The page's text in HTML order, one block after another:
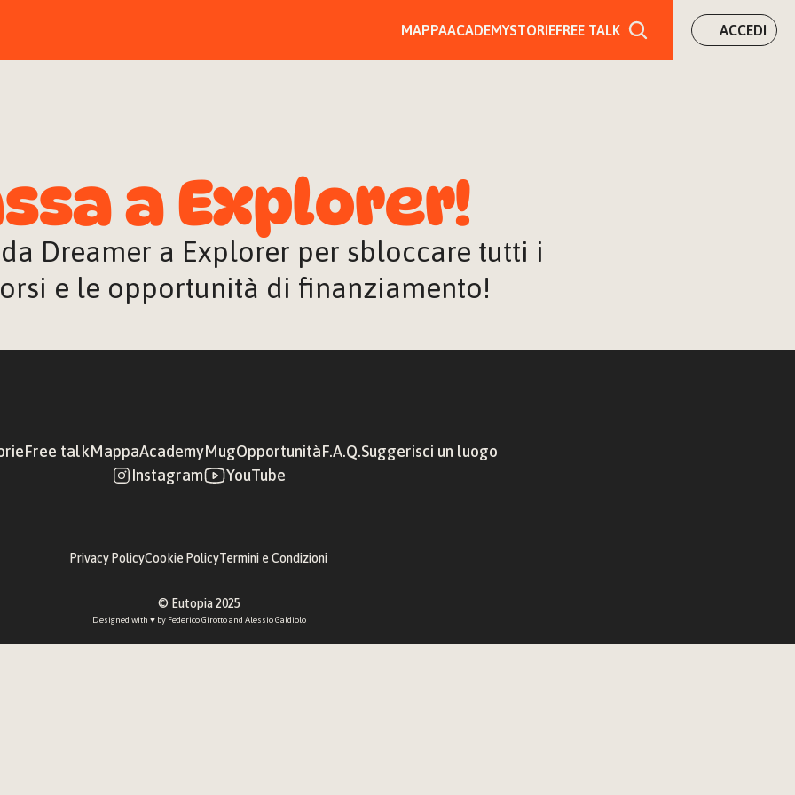
MAPPAACADEMYSTORIEFREE TALK ACCEDI
a Explorer!
Dreamer a Explorer per sbloccare tutti i
e le opportunità di finanziamento!
Free talkMappaAcademyMugOpportunitàF.A.Q.Suggerisci un luogo
Instagram
YouTube
Privacy PolicyCookie PolicyTermini e Condizioni
© Eutopia 2025
Designed with ♥︎ by Federico Girotto and Alessio Galdiolo